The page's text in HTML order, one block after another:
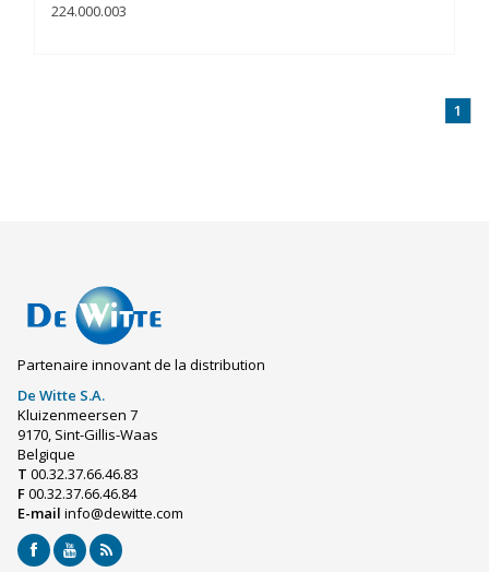
224.000.003
1
Partenaire innovant de la distribution
De Witte S.A.
Kluizenmeersen 7
9170, Sint-Gillis-Waas
Belgique
T 00.32.37.66.46.83
F00.32.37.66.46.84
E-mail info@dewitte.com